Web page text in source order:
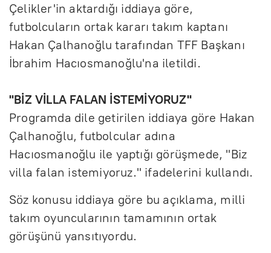
Çelikler'in aktardığı iddiaya göre,
futbolcuların ortak kararı takım kaptanı
Hakan Çalhanoğlu tarafından TFF Başkanı
İbrahim Hacıosmanoğlu'na iletildi.
"BİZ VİLLA FALAN İSTEMİYORUZ"
Programda dile getirilen iddiaya göre Hakan
Çalhanoğlu, futbolcular adına
Hacıosmanoğlu ile yaptığı görüşmede, "Biz
villa falan istemiyoruz." ifadelerini kullandı.
Söz konusu iddiaya göre bu açıklama, milli
takım oyuncularının tamamının ortak
görüşünü yansıtıyordu.